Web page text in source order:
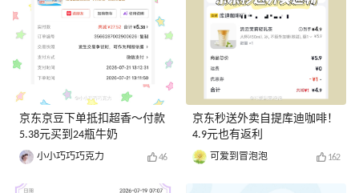
京东京豆下单抵扣超香～付款
5.38元买到24瓶牛奶
小小巧巧巧克力 46
京东秒送外卖自提库迪咖啡！
4.9元也有返利
可爱到冒泡泡 162